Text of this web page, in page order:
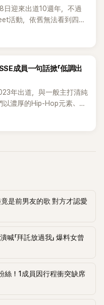
日迎來出道10週年，不過
活動，依舊無法看到四人
當天將由Jisoo（智秀）、
成員一句話掀「低調出
年出道，與一般主打清純
濃厚的Hip-Hop元素、自
MV也融入美式街頭、塗
是前男友的歌 對方才認愛
「拜託放過我」 爆料女曾
絲！1成員因行程衝突缺席